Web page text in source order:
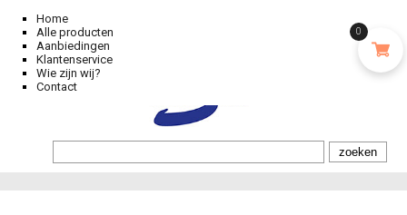
Home
Alle producten
Aanbiedingen
Klantenservice
Wie zijn wij?
Contact
0